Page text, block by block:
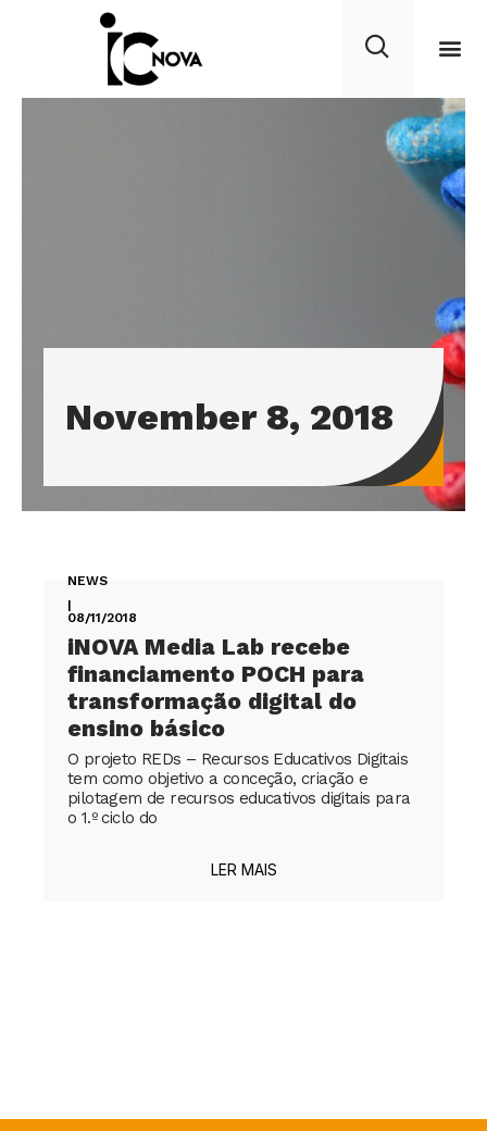
November 8, 2018
NEWS
|
08/11/2018
iNOVA Media Lab recebe
financiamento POCH para
transformação digital do
ensino básico
O projeto REDs – Recursos Educativos Digitais
tem como objetivo a conceção, criação e
pilotagem de recursos educativos digitais para
o 1.º ciclo do
LER MAIS